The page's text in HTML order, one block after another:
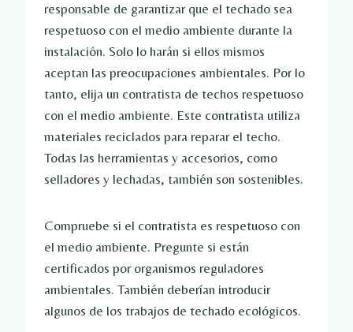
responsable de garantizar que el techado sea
respetuoso con el medio ambiente durante la
instalación. Solo lo harán si ellos mismos
aceptan las preocupaciones ambientales. Por lo
tanto, elija un contratista de techos respetuoso
con el medio ambiente. Este contratista utiliza
materiales reciclados para reparar el techo.
Todas las herramientas y accesorios, como
selladores y lechadas, también son sostenibles.
Compruebe si el contratista es respetuoso con
el medio ambiente. Pregunte si están
certificados por organismos reguladores
ambientales. También deberían introducir
algunos de los trabajos de techado ecológicos.